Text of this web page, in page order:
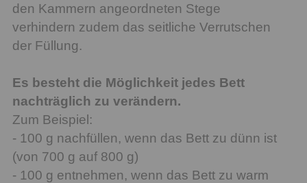
den Kammern angeordneten Stege
verhindern zudem das seitliche Verrutschen
der Füllung.
Es besteht die Möglichkeit jedes Bett
nachträglich zu verändern.
Zum Beispiel:
- 100 g nachfüllen, wenn das Bett zu dünn ist
(von 700 g auf 800 g)
- 100 g entnehmen, wenn das Bett zu warm